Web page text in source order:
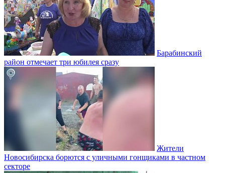
Барабинский
район отмечает три юбилея сразу
Жители
Новосибирска борются с уличными гонщиками в частном
секторе